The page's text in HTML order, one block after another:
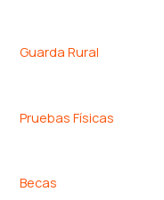
Guarda Rural
Pruebas Físicas
Becas